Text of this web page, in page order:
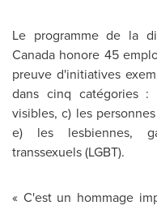
Le programme de la
Canada honore 45
preuve d'initiatives
dans cinq catégories
visibles, c) les
e) les lesbiennes,
transsexuels (LGBT).
« C'est un hommage